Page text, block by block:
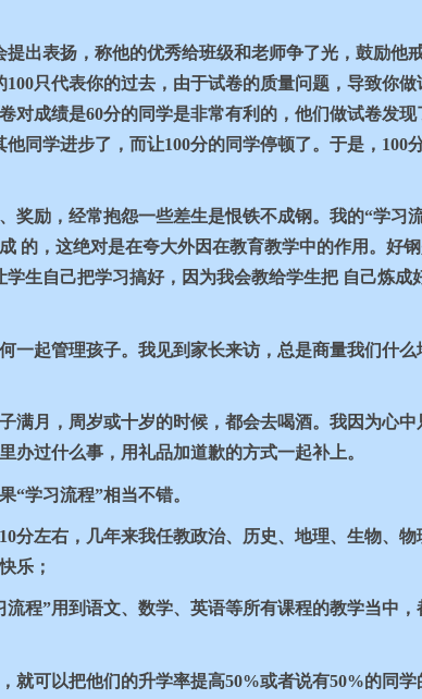
提出表扬，称他的优秀给班级和老师争了光，鼓励他
100只代表你的过去，由于试卷的质量问题，导致你
对成绩是60分的同学是非常有利的，他们做试卷发
他同学进步了，而让100分的同学停顿了。于是， 100
奖励，经常抱怨一些差生是恨铁不成钢。我的“学习
的，这绝对是在夸大外因在教育教学中的作用。好
生自己把学习搞好，因为我会教给学生把 自己炼成
一起管理孩子。我见到家长来访，总是商量我们什
满月，周岁或十岁的时候，都会去喝酒。我因为心
办过什么事，用礼品加道歉的方式一起补上。
“学习流程”相当不错。
10分左右，几年来我任教政治、历史、地理、生物、
乐；
程”用到语文、数学、英语等所有课程的教学当中
就可以把他们的升学率提高50%或者说有50%的同学